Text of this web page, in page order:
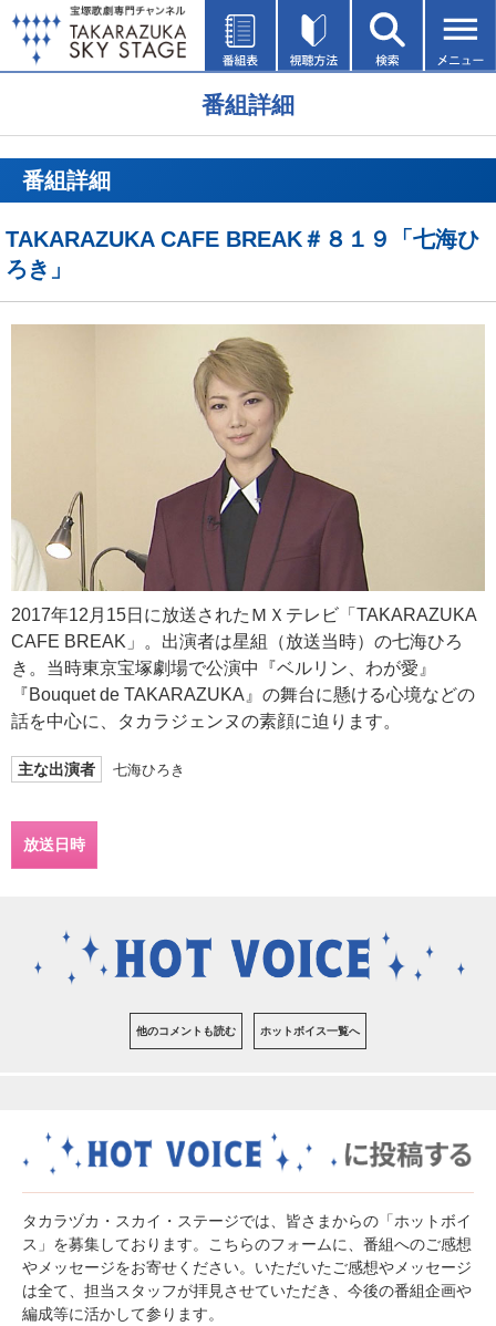
番組詳細
番組詳細
TAKARAZUKA CAFE BREAK＃８１９「七海ひ
ろき」
2017年12月15日に放送されたＭＸテレビ「TAKARAZUKA
CAFE BREAK」。出演者は星組（放送当時）の七海ひろ
き。当時東京宝塚劇場で公演中『ベルリン、わが愛』
『Bouquet de TAKARAZUKA』の舞台に懸ける心境などの
話を中心に、タカラジェンヌの素顔に迫ります。
主な出演者 七海ひろき
放送日時
他のコメントも読む ホットボイス一覧へ
タカラヅカ・スカイ・ステージでは、皆さまからの「ホットボイ
ス」を募集しております。こちらのフォームに、番組へのご感想
やメッセージをお寄せください。いただいたご感想やメッセージ
は全て、担当スタッフが拝見させていただき、今後の番組企画や
編成等に活かして参ります。